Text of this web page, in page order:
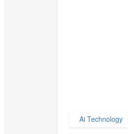
Ai Technology